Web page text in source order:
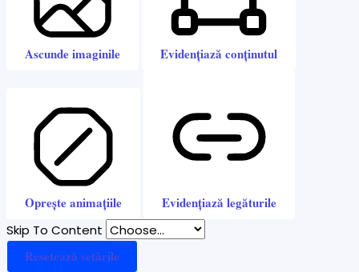
Ascunde imaginile Evidențiază conținutul
Oprește animațiile Evidențiază legăturile
Skip To Content
Resetează setările